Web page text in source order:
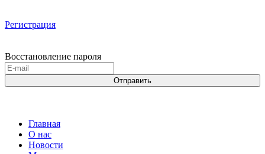
Регистрация
Восстановление пароля
Отправить
Главная
О нас
Новости